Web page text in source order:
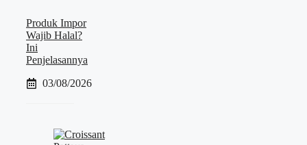
Produk Impor
Wajib Halal?
Ini
Penjelasannya
03/08/2026